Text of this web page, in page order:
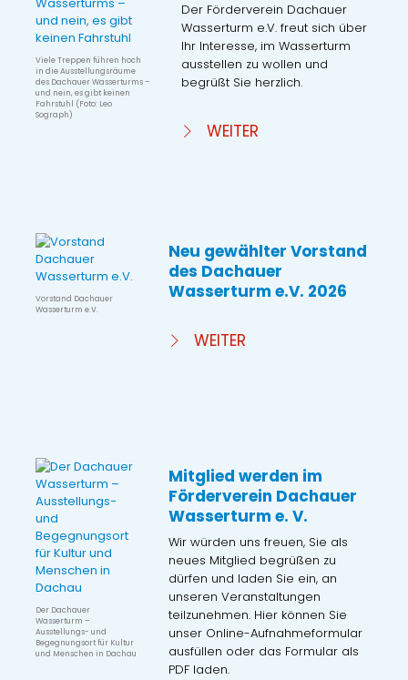
Viele Treppen führen hoch
in die Ausstellungsräume
des Dachauer Wasserturms –
und nein, es gibt keinen
Fahrstuhl (Foto: Leo
Sograph)
Der Förderverein Dachauer
Wasserturm e.V. freut sich über
Ihr Interesse, im Wasserturm
ausstellen zu wollen und
begrüßt Sie herzlich.
WEITER
Vorstand Dachauer
Wasserturm e.V.
Neu gewählter Vorstand
des Dachauer
Wasserturm e.V. 2026
WEITER
Der Dachauer
Wasserturm –
Ausstellungs- und
Begegnungsort für Kultur
und Menschen in Dachau
Mitglied werden im
Förderverein Dachauer
Wasserturm e. V.
Wir würden uns freuen, Sie als
neues Mitglied begrüßen zu
dürfen und laden Sie ein, an
unseren Veranstaltungen
teilzunehmen. Hier können Sie
unser Online-Aufnahmeformular
ausfüllen oder das Formular als
PDF laden.